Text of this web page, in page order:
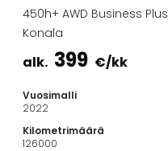
Farmariautot
Kaupunkiautot
Vetoautot
Hyötyajoneuvot
Huutokauppa-autot
Edulliset autot
450h+ AWD Business Plus
Konala
alk. 399 €/kk
Vuosimalli
2022
Kilometrimäärä
126000